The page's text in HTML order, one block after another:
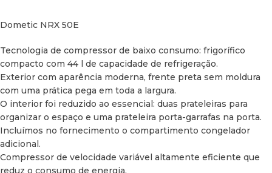
Dometic NRX 50E
Tecnologia de compressor de baixo consumo: frigorífico
compacto com 44 l de capacidade de refrigeração.
Exterior com aparência moderna, frente preta sem moldura
com uma prática pega em toda a largura.
O interior foi reduzido ao essencial: duas prateleiras para
organizar o espaço e uma prateleira porta-garrafas na porta.
Incluímos no fornecimento o compartimento congelador
adicional.
Compressor de velocidade variável altamente eficiente que
reduz o consumo de energia.